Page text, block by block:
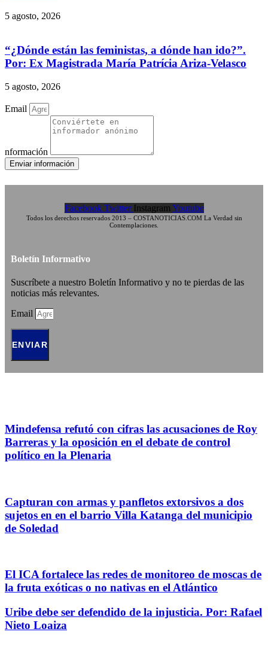
5 agosto, 2026
“¿Dónde están las feministas, a dónde han ido?”.
Por: Ex Magistrada María Patrícia Ariza-Velasco
5 agosto, 2026
Email
nformación
Enviar información
Facebook Twitter Instagram Youtube
Todos los derechos reservados 2013 – COSTANOTICIAS.COM La Verdad sin
Contemplaciones.
Boletín Informativo
Suscríbete a nuestro Boletín Informativo y no te pierdas de las
noticias más relevantes.
Email
ENVIAR
Mindefensa refutó con cifras las acusaciones de Roy
Barreras y la oposición en el debate de control
político en la Plenaria
Capturan con armas y panfletos extorsivos a dos
sujetos en en el barrio Villa Katanga del municipio
de Soledad
El ICA fortalece las redes de monitoreo de moscas de
la fruta exóticas o no nativas en el Atlántico
Uribe debe ser defendido de la injusticia. Por: Rafael
Nieto Loaiza